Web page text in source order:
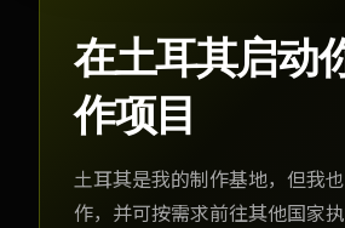
在土耳其启动
作项目
土耳其是我的制作基地，但我
作，并可按需求前往其他国家执